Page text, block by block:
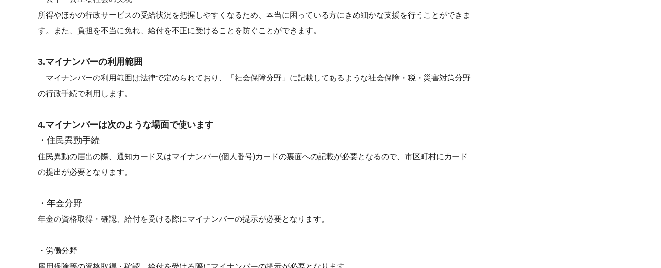
所得やほかの行政サービスの受給状況を把握しやすくなるため、本当に困っている方にきめ細かな支援を行うことができま
す。また、負担を不当に免れ、給付を不正に受けることを防ぐことができます。
3.マイナンバーの利用範囲
マイナンバーの利用範囲は法律で定められており、「社会保障分野」に記載してあるような社会保障・税・災害対策分野
の行政手続で利用します。
4.マイナンバーは次のような場面で使います
・住民異動手続
住民異動の届出の際、通知カード又はマイナンバー(個人番号)カードの裏面への記載が必要となるので、市区町村にカード
の提出が必要となります。
・年金分野
年金の資格取得・確認、給付を受ける際にマイナンバーの提示が必要となります。
・労働分野
雇用保険等の資格取得・確認、給付を受ける際にマイナンバーの提示が必要となります。